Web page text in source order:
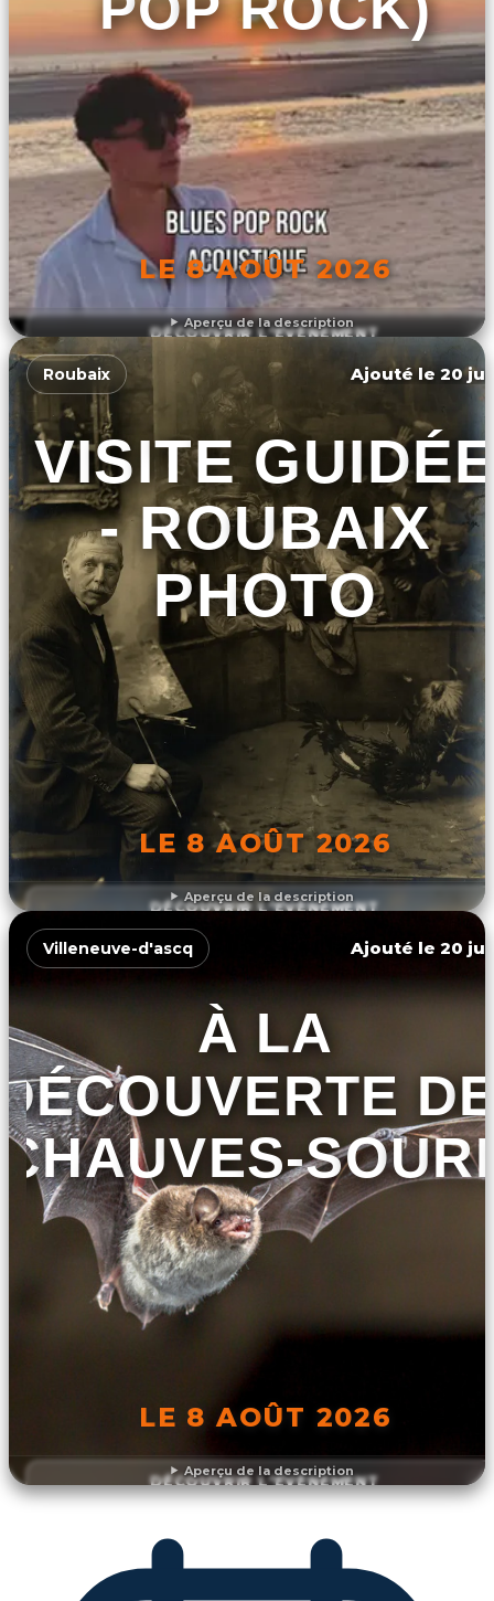
Aperçu de la description
LE 8 AOÛT 2026
DÉCOUVRIR L'ÉVÉNEMENT
Aperçu de la description
Roubaix Ajouté le 20
VISITE
- ROUBAIX
PHOTO
LE 8 AOÛT 2026
DÉCOUVRIR L'ÉVÉNEMENT
Aperçu de la description
Villeneuve-d'ascq Ajouté le 20
À LA
CHAUVES-
LE 8 AOÛT 2026
DÉCOUVRIR L'ÉVÉNEMENT